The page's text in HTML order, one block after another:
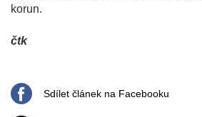
korun.
čtk
Sdílet článek na Facebooku